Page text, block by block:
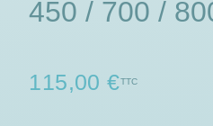
450 / 700 /
115,00 €TTC